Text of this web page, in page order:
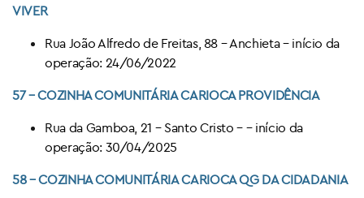
VIVER
Rua João Alfredo de Freitas, 88 – Anchieta – início da
operação: 24/06/2022
57– COZINHA COMUNITÁRIA CARIOCAPROVIDÊNCIA
Rua da Gamboa, 21 – Santo Cristo – – início da
operação: 30/04/2025
58– COZINHA COMUNITÁRIA CARIOCAQG DA CIDADANIA